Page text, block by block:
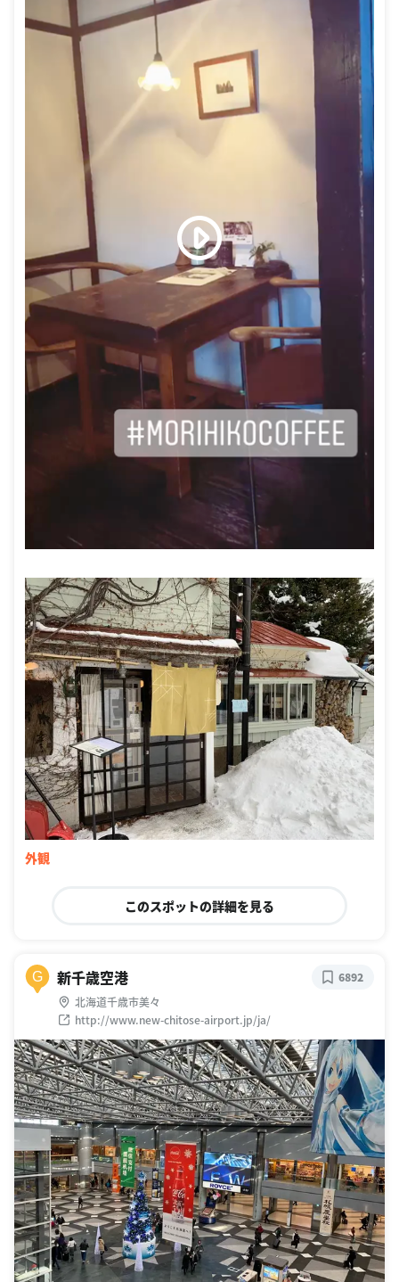
外観
このスポットの詳細を見る
G 新千歳空港
北海道千歳市美々
http://www.new-chitose-airport.jp/ja/
6892